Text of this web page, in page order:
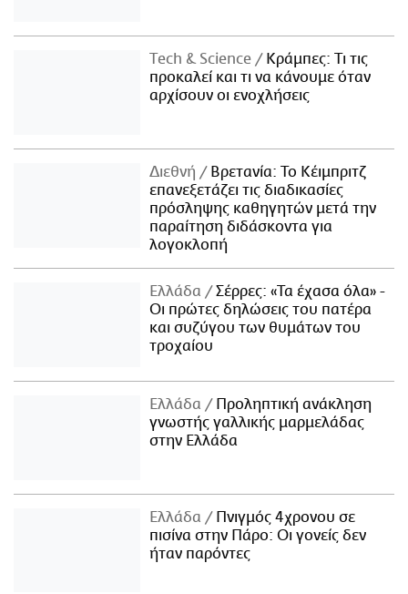
Τech & Science
Κράμπες: Τι τις
προκαλεί και τι να κάνουμε όταν
αρχίσουν οι ενοχλήσεις
Διεθνή
Βρετανία: Το Κέιμπριτζ
επανεξετάζει τις διαδικασίες
πρόσληψης καθηγητών μετά την
παραίτηση διδάσκοντα για
λογοκλοπή
Ελλάδα
Σέρρες: «Τα έχασα όλα» -
Οι πρώτες δηλώσεις του πατέρα
και συζύγου των θυμάτων του
τροχαίου
Ελλάδα
Προληπτική ανάκληση
γνωστής γαλλικής μαρμελάδας
στην Ελλάδα
Ελλάδα
Πνιγμός 4χρονου σε
πισίνα στην Πάρο: Οι γονείς δεν
ήταν παρόντες